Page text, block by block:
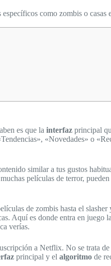
como zombis o
es que la interfaz principal
«Novedades» o
similar a tus gustos
películas de terror,
de zombis hasta el
Aquí es donde entra en juego
verías.
a Netflix. No se trata
principal y el algoritmo de